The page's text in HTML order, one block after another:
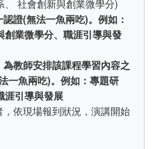
社會創新與創業微學分)
證(無法一魚兩吃)。例如：
業微學分、職涯引導與發
教師安排該課程學習內容之
一魚兩吃)。例如：專題研
涯引導與發展
依現場報到狀況，演講開始